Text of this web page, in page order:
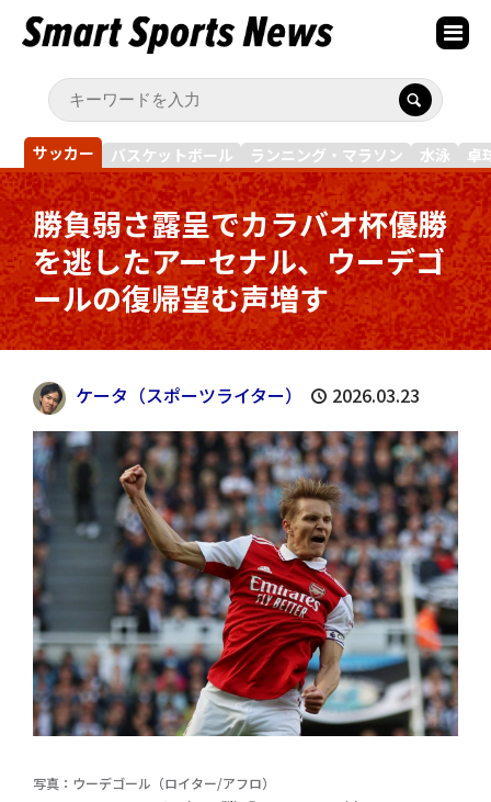
サッカー バスケットボール ランニング・マラソン 水泳 卓
勝負弱さ露呈でカラバオ杯優勝
を逃したアーセナル、ウーデゴ
ールの復帰望む声増す
ケータ（スポーツライター） 2026.03.23
写真：ウーデゴール（ロイター/アフロ）